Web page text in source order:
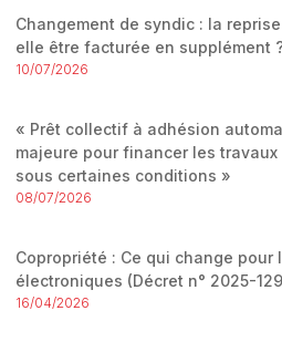
Changement de syndic : la
elle être facturée en supplément
10/07/2026
« Prêt collectif à adhésion
majeure pour financer les
sous certaines conditions »
08/07/2026
Copropriété : Ce qui change
électroniques (Décret n° 2025-
16/04/2026